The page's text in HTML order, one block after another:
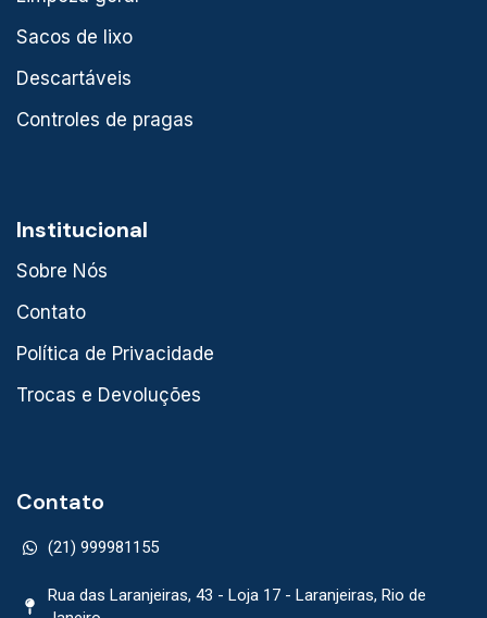
Sacos de lixo
Descartáveis
Controles de pragas
Institucional
Sobre Nós
Contato
Política de Privacidade
Trocas e Devoluções
Contato
(21) 999981155
Rua das Laranjeiras, 43 - Loja 17 - Laranjeiras, Rio de